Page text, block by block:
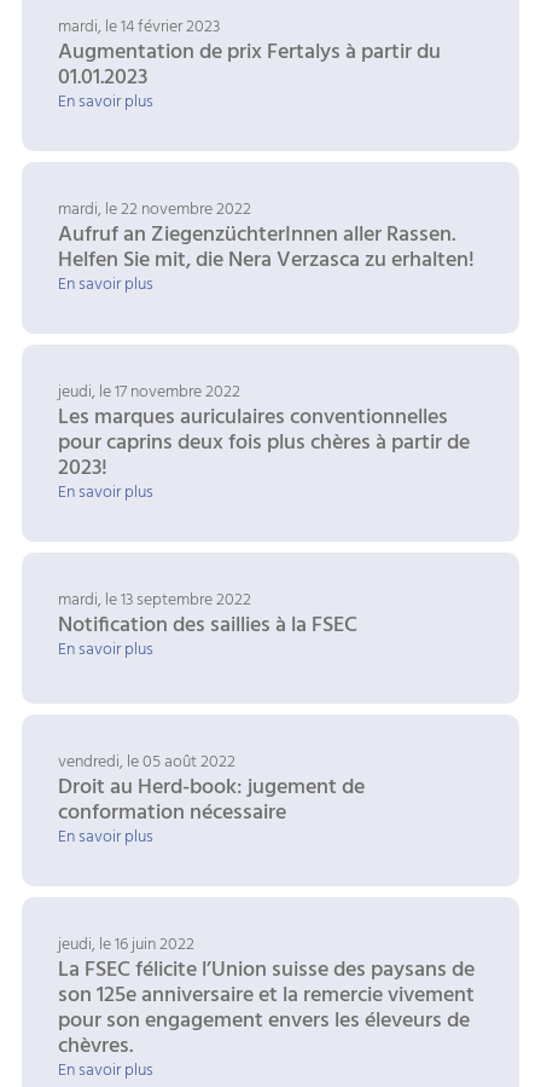
mardi, le 14 février 2023
Augmentation de prix Fertalys à partir du
01.01.2023
En savoir plus
mardi, le 22 novembre 2022
Aufruf an ZiegenzüchterInnen aller Rassen.
Helfen Sie mit, die Nera Verzasca zu erhalten!
En savoir plus
jeudi, le 17 novembre 2022
Les marques auriculaires conventionnelles
pour caprins deux fois plus chères à partir de
2023!
En savoir plus
mardi, le 13 septembre 2022
Notification des saillies à la FSEC
En savoir plus
vendredi, le 05 août 2022
Droit au Herd-book: jugement de
conformation nécessaire
En savoir plus
jeudi, le 16 juin 2022
La FSEC félicite l’Union suisse des paysans de
son 125e anniversaire et la remercie vivement
pour son engagement envers les éleveurs de
chèvres.
En savoir plus